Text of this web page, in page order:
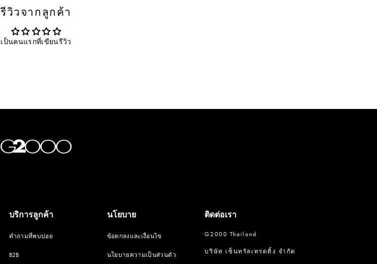
รีวิวจากลูกค้า
เป็นคนแรกที่เขียนรีวิว
บริการลูกค้า
คำถามที่พบบ่อย
B2B
นโยบาย
ข้อตกลงและเงื่อนไข
นโยบายความเป็นส่วนตัว
ติดต่อเรา
G2000 Thailand
บริษัท เซ็นทรัลเทรดดิ้ง จำกัด